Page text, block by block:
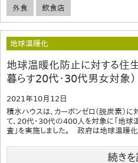
外食 飲食店
地球温暖化
地球温暖化防止に対する住
暮らす20代・30代男女対象）
2021年10月12日
積水ハウスは、カーボンゼロ（脱炭素）
て、20代・30代の400人を対象に「地
査」を実施しました。 政府は地球温暖
続き